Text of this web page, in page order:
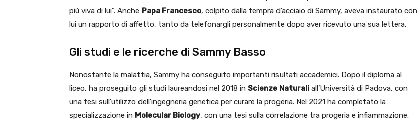
più viva di lui”. Anche Papa Francesco, colpito dalla tempra d’acciaio di Sammy, aveva instaurato con
lui un rapporto di affetto, tanto da telefonargli personalmente dopo aver ricevuto una sua lettera.
Gli studi e le ricerche di Sammy Basso
Nonostante la malattia, Sammy ha conseguito importanti risultati accademici. Dopo il diploma al
liceo, ha proseguito gli studi laureandosi nel 2018 in Scienze Naturali all’Università di Padova, con
una tesi sull’utilizzo dell’ingegneria genetica per curare la progeria. Nel 2021 ha completato la
specializzazione in Molecular Biology, con una tesi sulla correlazione tra progeria e infiammazione.